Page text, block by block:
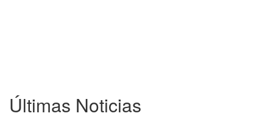
Últimas Noticias